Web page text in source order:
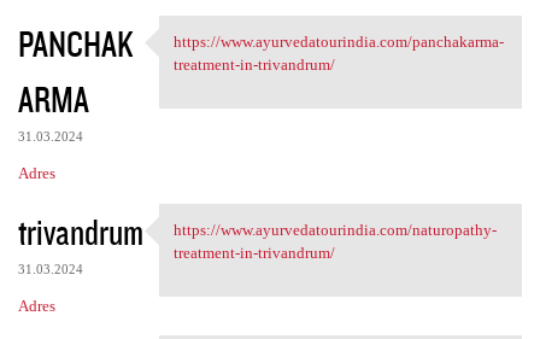
PANCHAK
ARMA
31.03.2024
Adres
https://www.ayurvedatourindia
https://www.ayurvedatourindia.com/panchakarma-
treatment-in-trivandrum/
trivandrum
31.03.2024
Adres
https://www.ayurvedatourindia
https://www.ayurvedatourindia.com/naturopathy-
treatment-in-trivandrum/